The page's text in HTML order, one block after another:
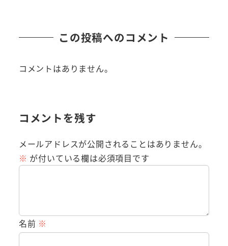
この投稿へのコメント
コメントはありません。
コメントを残す
メールアドレスが公開されることはありません。
※ が付いている欄は必須項目です
名前 ※